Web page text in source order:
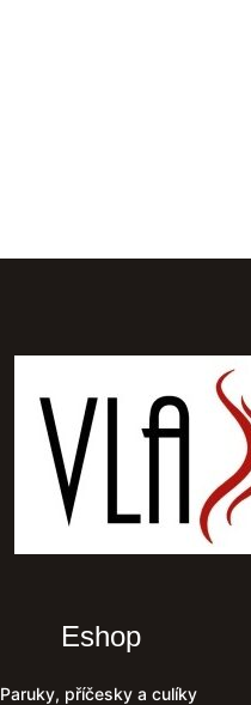
Eshop
Paruky, příčesky a culíky